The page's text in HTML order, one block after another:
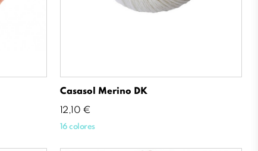
Casasol Merino DK
Precio
12,10 €
16 colores